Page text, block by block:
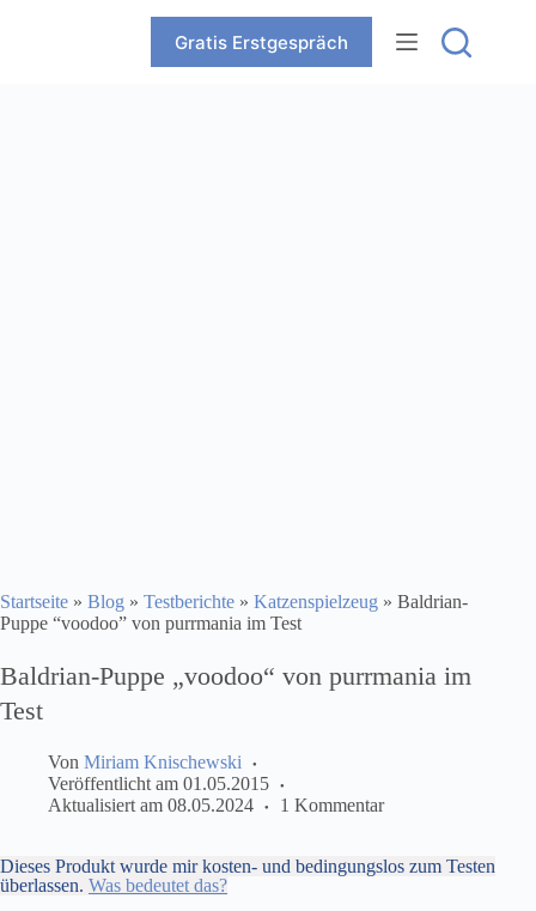
Gratis Erstgespräch
Startseite » Blog » Testberichte » Katzenspielzeug » Baldrian-
Puppe “voodoo” von purrmania im Test
Baldrian-Puppe „voodoo“ von purrmania im
Test
Von Miriam Knischewski
Veröffentlicht am 01.05.2015
Aktualisiert am 08.05.2024 1 Kommentar
Dieses Produkt wurde mir kosten- und bedingungslos zum Testen
überlassen. Was bedeutet das?